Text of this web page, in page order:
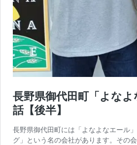
長野県御代田町「よな
話【後半】
長野県御代田町には「よなよなエール
グ」という名の会社があります。そ